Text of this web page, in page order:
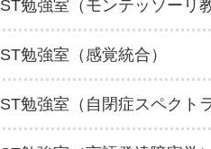
ST勉強室（モンテッソーリ
ST勉強室（感覚統合）
ST勉強室（自閉症スペクト